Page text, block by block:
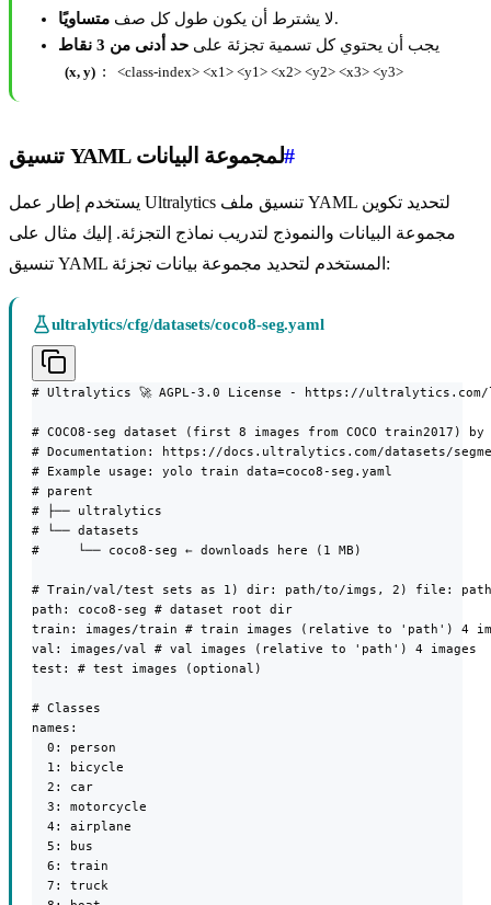
لا يشترط أن يكون طول كل صف متساويًا
.
يجب أن يحتوي كل تسمية تجزئة على حد أدنى من 3 نقاط
(x, y) : <class-index> <x1> <y1> <x2> <y2> <x3> <y3>
تنسيق YAML لمجموعة البيانات#
يستخدم إطار عمل Ultralytics تنسيق ملف YAML لتحديد تكوين
مجموعة البيانات والنموذج لتدريب نماذج التجزئة. إليك مثال على
تنسيق YAML المستخدم لتحديد مجموعة بيانات تجزئة:
ultralytics/cfg/datasets/coco8-seg.yaml
# Ultralytics 🚀 AGPL-3.0 License - https://ultralytics.com/
# COCO8-seg dataset (first 8 images from COCO train2017)
# Documentation: https://docs.ultralytics.com/datasets/
# Example usage: yolo train data=coco8-seg.yaml
# parent
# ├── ultralytics
# └── datasets
#     └── coco8-seg ← downloads here (1 MB)
# Train/val/test sets as 1) dir: path/to/imgs, 2) file:
path: coco8-seg # dataset root dir
train: images/train # train images (relative to 'path') 4
val: images/val # val images (relative to 'path') 4 images
test: # test images (optional)
# Classes
names:
  0: person
  1: bicycle
  2: car
  3: motorcycle
  4: airplane
  5: bus
  6: train
  7: truck